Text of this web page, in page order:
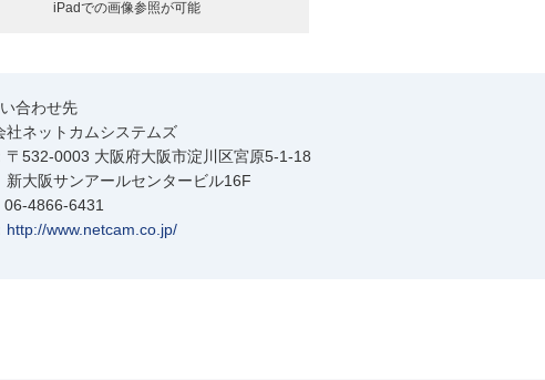
iPadでの画像参照が可能
合わせ先
社ネットカムシステムズ
〒532-0003 大阪府大阪市淀川区宮原5-1-18
阪サンアールセンタービル16F
06-4866-6431
http://www.netcam.co.jp/